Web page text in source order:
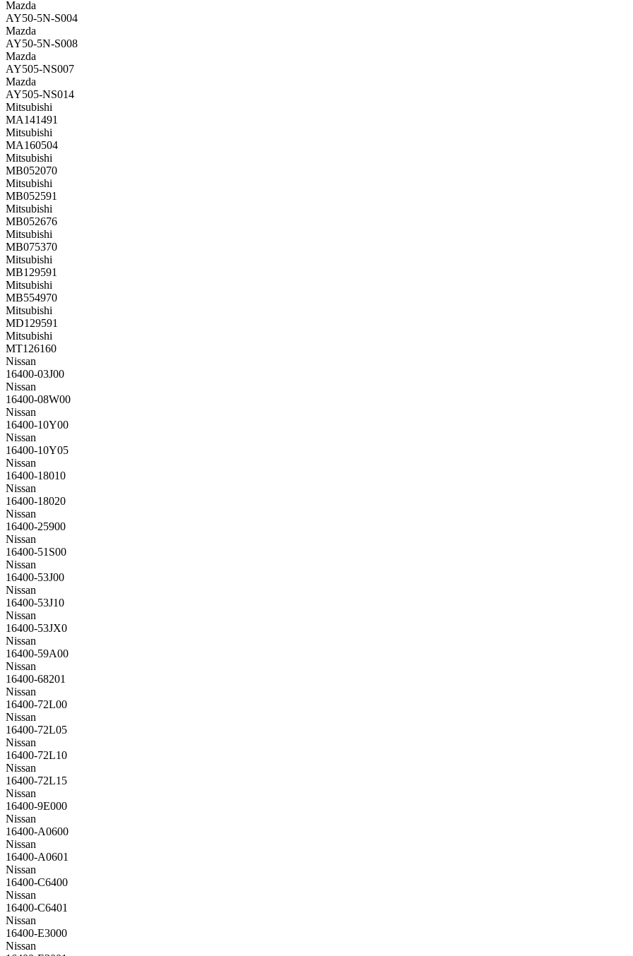
Mazda
AY50-5N-S004
Mazda
AY50-5N-S008
Mazda
AY505-NS007
Mazda
AY505-NS014
Mitsubishi
MA141491
Mitsubishi
MA160504
Mitsubishi
MB052070
Mitsubishi
MB052591
Mitsubishi
MB052676
Mitsubishi
MB075370
Mitsubishi
MB129591
Mitsubishi
MB554970
Mitsubishi
MD129591
Mitsubishi
MT126160
Nissan
16400-03J00
Nissan
16400-08W00
Nissan
16400-10Y00
Nissan
16400-10Y05
Nissan
16400-18010
Nissan
16400-18020
Nissan
16400-25900
Nissan
16400-51S00
Nissan
16400-53J00
Nissan
16400-53J10
Nissan
16400-53JX0
Nissan
16400-59A00
Nissan
16400-68201
Nissan
16400-72L00
Nissan
16400-72L05
Nissan
16400-72L10
Nissan
16400-72L15
Nissan
16400-9E000
Nissan
16400-A0600
Nissan
16400-A0601
Nissan
16400-C6400
Nissan
16400-C6401
Nissan
16400-E3000
Nissan